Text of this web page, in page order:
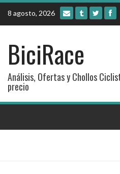
Skip
content
8 agosto, 2026
BiciRace
Análisis, Ofertas y Chollos
precio